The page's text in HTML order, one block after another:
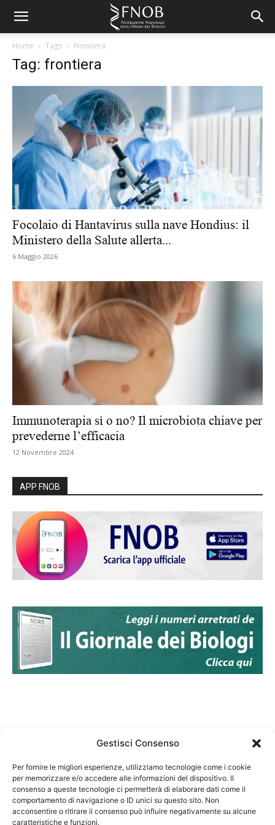
Gestisci Consenso
Per fornire le migliori esperienze, utilizziamo tecnologie come i cookie
per memorizzare e/o accedere alle informazioni del dispositivo. Il
consenso a queste tecnologie ci permetterà di elaborare dati come il
comportamento di navigazione o ID unici su questo sito. Non
acconsentire o ritirare il consenso può influire negativamente su alcune
caratteristiche e funzioni.
Home Tags Frontiera
Tag: frontiera
Focolaio di Hantavirus sulla nave Hondius: il
Ministero della Salute allerta...
6 Maggio 2026
Immunoterapia sì o no? Il microbiota chiave per
prevederne l’efficacia
12 Novembre 2024
APP FNOB
Federazione Nazionale Degli Ordini dei Biologi:
codice fiscale 80069130583
Responsabile sito internet www.fnob.it: Vincenzo